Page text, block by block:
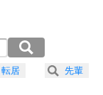
さで表現する。
転居 先輩